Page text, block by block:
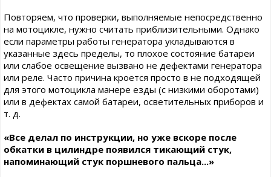
Повторяем, что проверки, выполняемые непосредственно
на мотоцикле, нужно считать приблизительными. Однако
если параметры работы генератора укладываются в
указанные здесь пределы, то плохое состояние батареи
или слабое освещение вызвано не дефектами генератора
или реле. Часто причина кроется просто в не подходящей
для этого мотоцикла манере езды (с низкими оборотами)
или в дефектах самой батареи, осветительных приборов и
т. д.
«Все делал по инструкции, но уже вскоре после
обкатки в цилиндре появился тикающий стук,
напоминающий стук поршневого пальца...»